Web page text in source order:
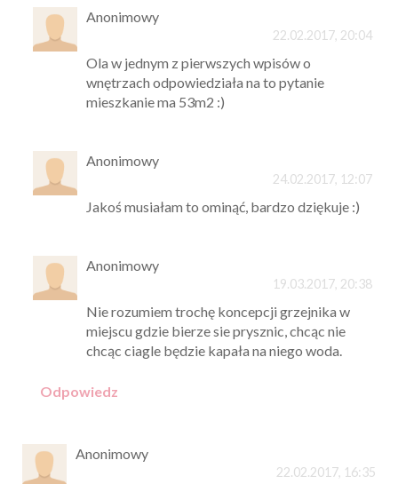
Anonimowy
22.02.2017, 20:04
Ola w jednym z pierwszych wpisów o
wnętrzach odpowiedziała na to pytanie
mieszkanie ma 53m2 :)
Anonimowy
24.02.2017, 12:07
Jakoś musiałam to ominąć, bardzo dziękuje :)
Anonimowy
19.03.2017, 20:38
Nie rozumiem trochę koncepcji grzejnika w
miejscu gdzie bierze sie prysznic, chcąc nie
chcąc ciagle będzie kapała na niego woda.
Odpowiedz
Anonimowy
22.02.2017, 16:35